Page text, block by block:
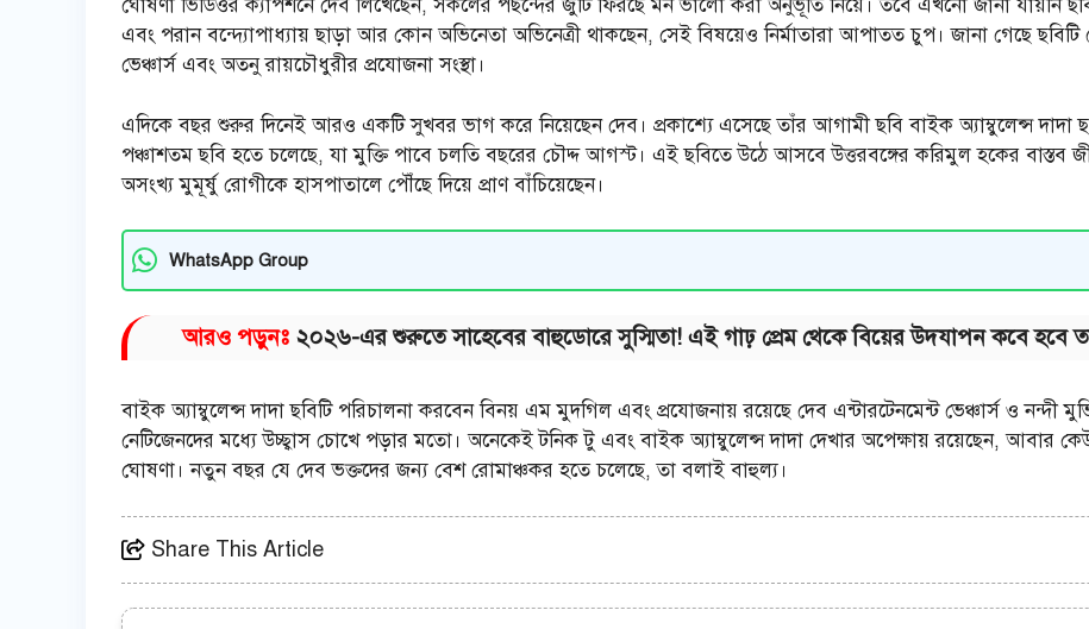
ঘোষণা ভিডিওর ক্যাপশনে দেব লিখেছেন, সকলের পছন্দের জুটি ফিরছে মন ভালো করা অনুভূতি নিয়ে। তবে এখনো জানা যায়নি ছবির
এবং পরান বন্দ্যোপাধ্যায় ছাড়া আর কোন অভিনেতা অভিনেত্রী থাকছেন, সেই বিষয়েও নির্মাতারা আপাতত চুপ। জানা গেছে
ভেঞ্চার্স এবং অতনু রায়চৌধুরীর প্রযোজনা সংস্থা।
এদিকে বছর শুরুর দিনেই আরও একটি সুখবর ভাগ করে নিয়েছেন দেব। প্রকাশ্যে এসেছে তাঁর আগামী ছবি বাইক অ্যাম্বুলেন্স দাদা
পঞ্চাশতম ছবি হতে চলেছে, যা মুক্তি পাবে চলতি বছরের চৌদ্দ আগস্ট। এই ছবিতে উঠে আসবে উত্তরবঙ্গের করিমুল হকের বাস্তব
অসংখ্য মুমূর্ষু রোগীকে হাসপাতালে পৌঁছে দিয়ে প্রাণ বাঁচিয়েছেন।
WhatsApp Group
আরও পড়ুনঃ ২০২৬-এর শুরুতে সাহেবের বাহুডোরে সুস্মিতা! এই গাঢ় প্রেম থেকে বিয়ের উদযাপন কবে হবে
বাইক অ্যাম্বুলেন্স দাদা ছবিটি পরিচালনা করবেন বিনয় এম মুদগিল এবং প্রযোজনায় রয়েছে দেব এন্টারটেনমেন্ট ভেঞ্চার্স ও
নেটিজেনদের মধ্যে উচ্ছ্বাস চোখে পড়ার মতো। অনেকেই টনিক টু এবং বাইক অ্যাম্বুলেন্স দাদা দেখার অপেক্ষায় রয়েছেন,
ঘোষণা। নতুন বছর যে দেব ভক্তদের জন্য বেশ রোমাঞ্চকর হতে চলেছে, তা বলাই বাহুল্য।
Share This Article